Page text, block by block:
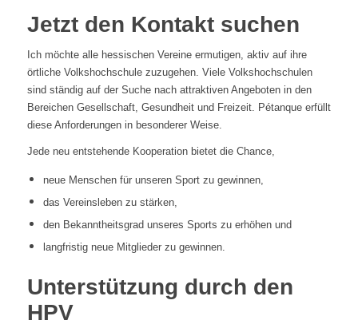
Jetzt den Kontakt suchen
Ich möchte alle hessischen Vereine ermutigen, aktiv auf ihre
örtliche Volkshochschule zuzugehen. Viele Volkshochschulen
sind ständig auf der Suche nach attraktiven Angeboten in den
Bereichen Gesellschaft, Gesundheit und Freizeit. Pétanque erfüllt
diese Anforderungen in besonderer Weise.
Jede neu entstehende Kooperation bietet die Chance,
neue Menschen für unseren Sport zu gewinnen,
das Vereinsleben zu stärken,
den Bekanntheitsgrad unseres Sports zu erhöhen und
langfristig neue Mitglieder zu gewinnen.
Unterstützung durch den
HPV